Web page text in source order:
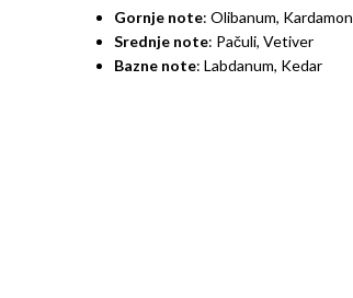
Gornje note: Olibanum, Kardamon
Srednje note: Pačuli, Vetiver
Bazne note: Labdanum, Kedar